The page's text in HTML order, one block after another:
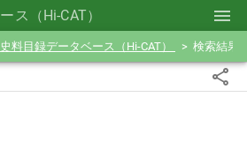
ス（Hi-CAT）
料目録データベース（Hi-CAT） 検索結果